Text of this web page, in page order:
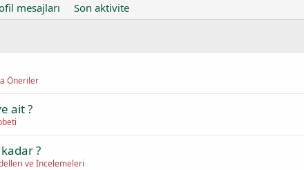
mesajları Son aktivite
Öneriler
ait ?
?
ve İncelemeleri